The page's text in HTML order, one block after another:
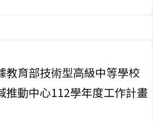
教育部技術型高級中等學校
推動中心112學年度工作計畫